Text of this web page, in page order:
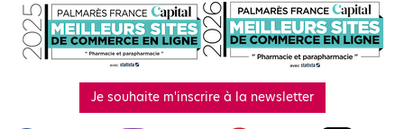
Je souhaite m'inscrire à la newsletter